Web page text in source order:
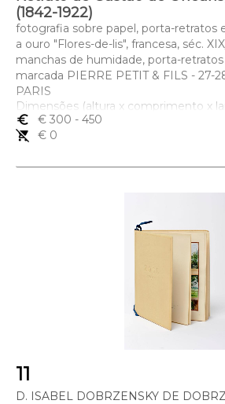
(1842-1922)
fotografia sobre papel, porta-retratos
a ouro "Flores-de-lis", francesa, séc.
manchas de humidade, porta-
marcada PIERRE PETIT & FILS - 27-
PARIS
Dimensões (altura x comprimento x
euro_symbol
€ 300 - 450
remove_shopping_cart
€ 0
11
D. ISABEL DOBRZENSKY DE